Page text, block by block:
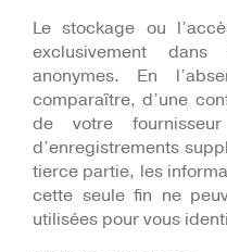
Le stockage ou
exclusivement
anonymes. En
comparaître, d’une
de votre
d’enregistrements
tierce partie, les
cette seule fin ne
utilisées pour vous